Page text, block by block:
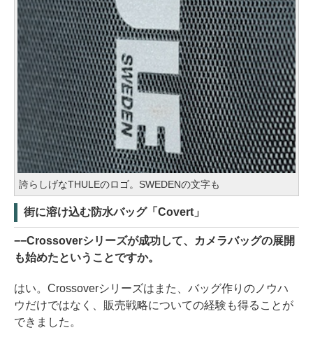
誇らしげなTHULEのロゴ。SWEDENの文字も
街に溶け込む防水バッグ「Covert」
−−Crossoverシリーズが成功して、カメラバッグの展開
も始めたということですか。
はい。Crossoverシリーズはまた、バッグ作りのノウハ
ウだけではなく、販売戦略についての経験も得ることが
できました。